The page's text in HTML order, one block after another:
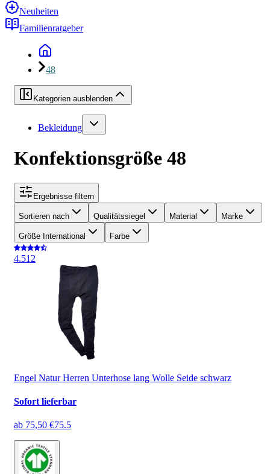
Neuheiten
Familienratgeber
48
Kategorien ausblenden
Bekleidung
Konfektionsgröße 48
Ergebnisse filtern
Sortieren nach Qualitätssiegel Material Marke
Größe International Farbe
4.512
Engel Natur Herren Unterhose lang Wolle Seide schwarz
Sofort lieferbar
ab 75,50 €75.5